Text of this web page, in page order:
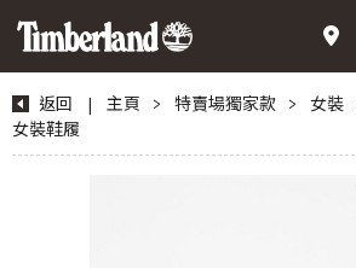
返回 | 主頁 > 特賣場獨家款 > 女裝
女裝鞋履